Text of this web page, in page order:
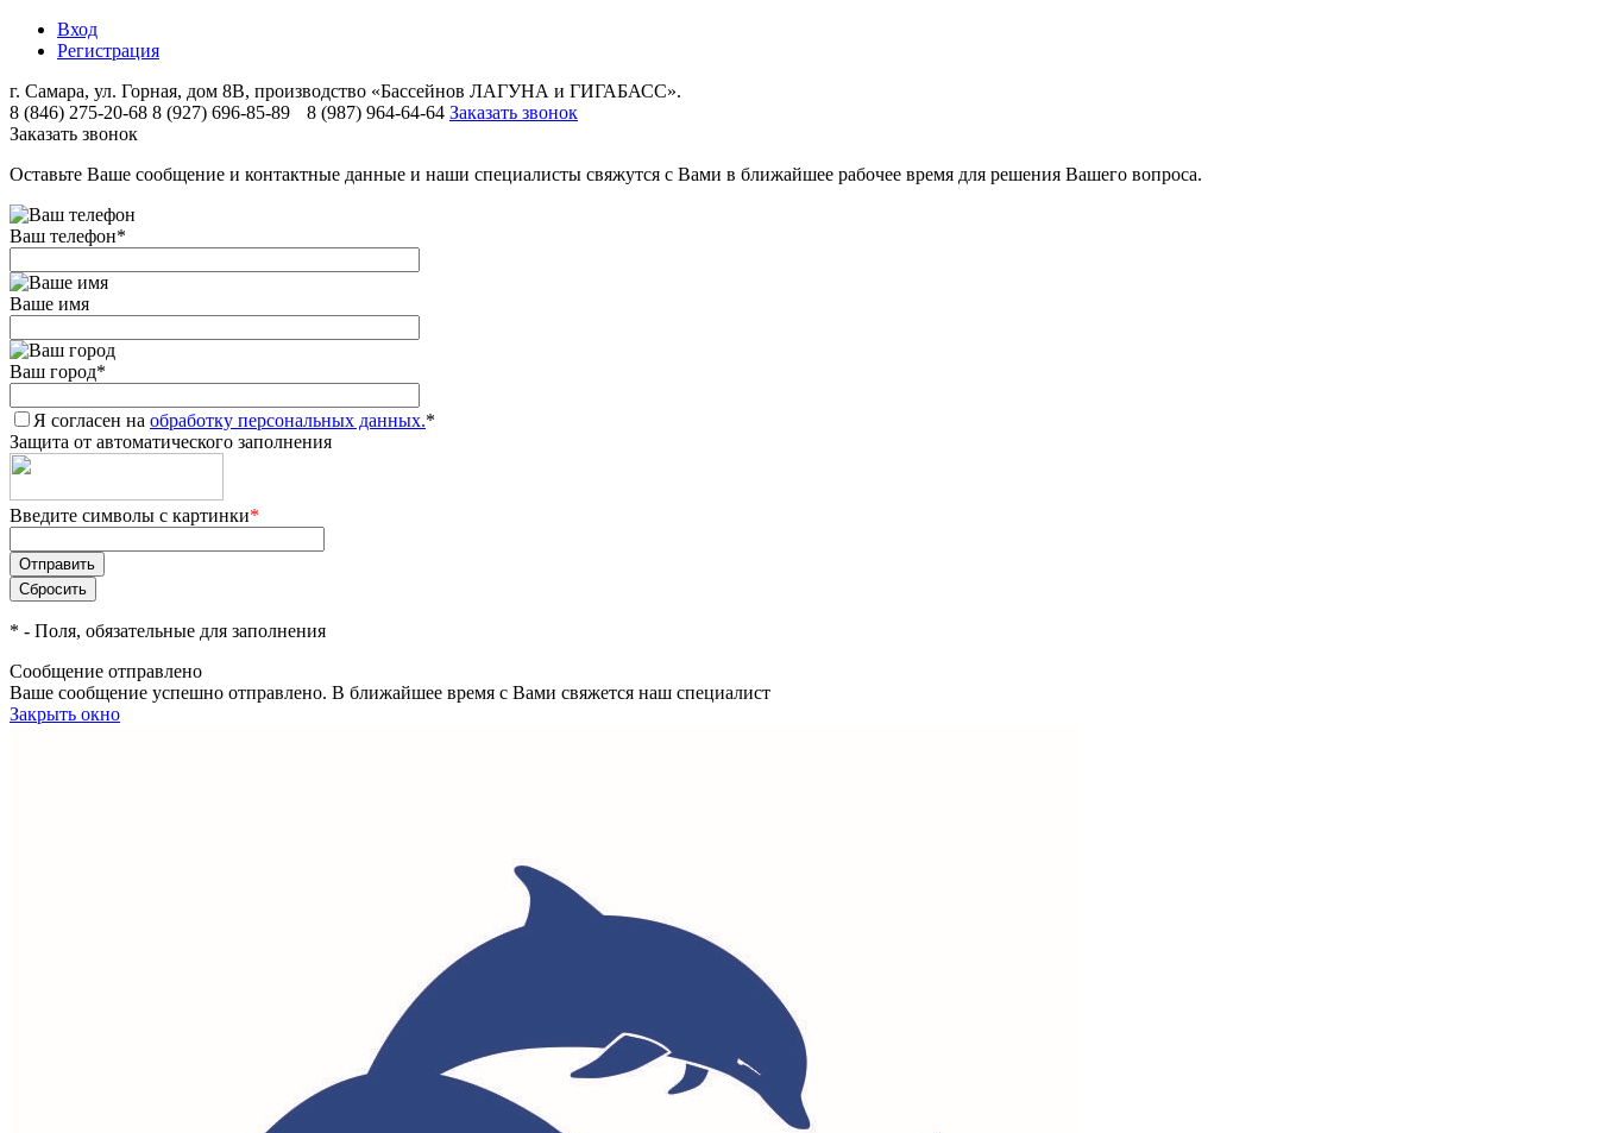
Вход
Регистрация
г. Самара, ул. Горная, дом 8В, производство «Бассейнов ЛАГУНА и ГИГАБАСС».
8 (846) 275-20-68 8 (927) 696-85-89 8 (987) 964-64-64 Заказать звонок
Заказать звонок
Оставьте Ваше сообщение и контактные данные и наши специалисты свяжутся с Вами в ближайшее рабочее время для решения Вашего вопроса.
Ваш телефон*
Ваше имя
Ваш город*
Я согласен на обработку персональных данных.*
Защита от автоматического заполнения
Введите символы с картинки*
* - Поля, обязательные для заполнения
Сообщение отправлено
Ваше сообщение успешно отправлено. В ближайшее время с Вами свяжется наш специалист
Закрыть окно